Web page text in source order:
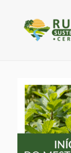
SEARCH